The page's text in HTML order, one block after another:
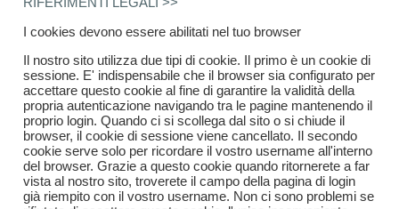
I cookies devono essere abilitati nel tuo browser
Il nostro sito utilizza due tipi di cookie. Il primo è un cookie di
sessione. E' indispensabile che il browser sia configurato per
accettare questo cookie al fine di garantire la validità della
propria autenticazione navigando tra le pagine mantenendo il
proprio login. Quando ci si scollega dal sito o si chiude il
browser, il cookie di sessione viene cancellato. Il secondo
cookie serve solo per ricordare il vostro username all'interno
del browser. Grazie a questo cookie quando ritornerete a far
vista al nostro sito, troverete il campo della pagina di login
già riempito con il vostro username. Non ci sono problemi se